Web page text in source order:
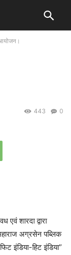
आयोजन।
0
443
शारदा द्वारा
अग्रसेन पब्लिक
इंडिया-हिट इंडिया”